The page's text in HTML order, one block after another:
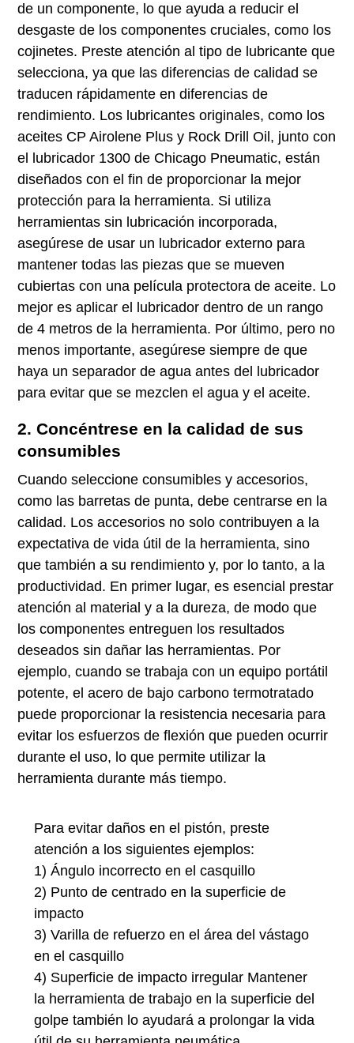
de un componente, lo que ayuda a reducir el
desgaste de los componentes cruciales, como los
cojinetes. Preste atención al tipo de lubricante que
selecciona, ya que las diferencias de calidad se
traducen rápidamente en diferencias de
rendimiento. Los lubricantes originales, como los
aceites CP Airolene Plus y Rock Drill Oil, junto con
el lubricador 1300 de Chicago Pneumatic, están
diseñados con el fin de proporcionar la mejor
protección para la herramienta. Si utiliza
herramientas sin lubricación incorporada,
asegúrese de usar un lubricador externo para
mantener todas las piezas que se mueven
cubiertas con una película protectora de aceite. Lo
mejor es aplicar el lubricador dentro de un rango
de 4 metros de la herramienta. Por último, pero no
menos importante, asegúrese siempre de que
haya un separador de agua antes del lubricador
para evitar que se mezclen el agua y el aceite.
2. Concéntrese en la calidad de sus
consumibles
Cuando seleccione consumibles y accesorios,
como las barretas de punta, debe centrarse en la
calidad. Los accesorios no solo contribuyen a la
expectativa de vida útil de la herramienta, sino
que también a su rendimiento y, por lo tanto, a la
productividad. En primer lugar, es esencial prestar
atención al material y a la dureza, de modo que
los componentes entreguen los resultados
deseados sin dañar las herramientas. Por
ejemplo, cuando se trabaja con un equipo portátil
potente, el acero de bajo carbono termotratado
puede proporcionar la resistencia necesaria para
evitar los esfuerzos de flexión que pueden ocurrir
durante el uso, lo que permite utilizar la
herramienta durante más tiempo.
Para evitar daños en el pistón, preste
atención a los siguientes ejemplos:
1) Ángulo incorrecto en el casquillo
2) Punto de centrado en la superficie de
impacto
3) Varilla de refuerzo en el área del vástago
en el casquillo
4) Superficie de impacto irregular Mantener
la herramienta de trabajo en la superficie del
golpe también lo ayudará a prolongar la vida